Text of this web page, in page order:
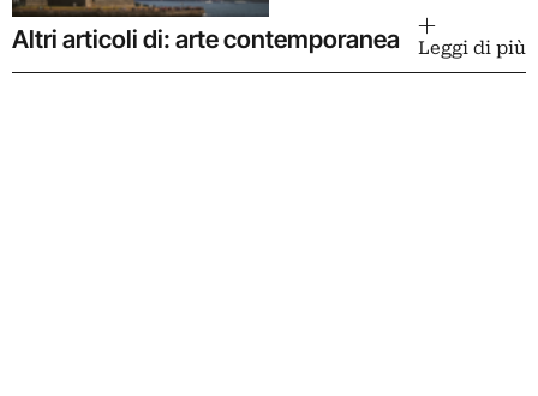
Altri articoli di: arte contemporanea Leggi di più